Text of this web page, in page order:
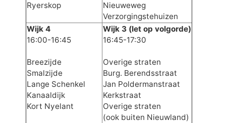
Ryerskop
Nieuweweg
Verzorgingstehuizen
Wijk 4
16:00-16:45
Breezijde
Smalzijde
Lange Schenkel
Kanaaldijk
Kort Nyelant
Wijk 3 (let op volgorde)
16:45-17:30
Overige straten
Burg. Berendsstraat
Jan Poldermanstraat
Kerkstraat
Overige straten
(ook buiten Nieuwland)